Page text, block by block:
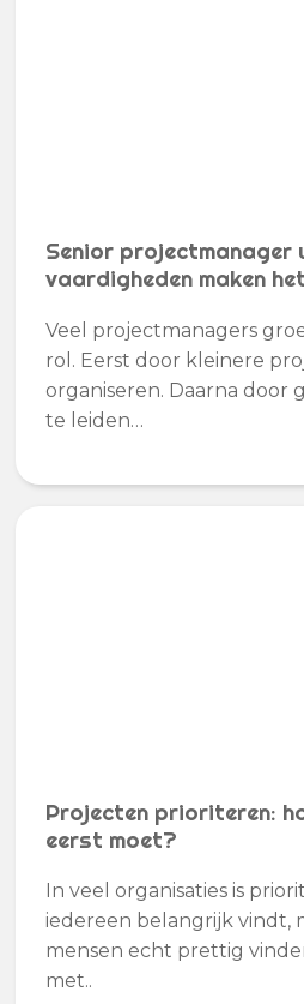
Senior projectmanager
vaardigheden maken
Veel projectmanagers
rol. Eerst door kleinere
organiseren. Daarna door
te leiden…
Projecten prioriteren:
eerst moet?
In veel organisaties is
iedereen belangrijk vindt,
mensen echt prettig
met..